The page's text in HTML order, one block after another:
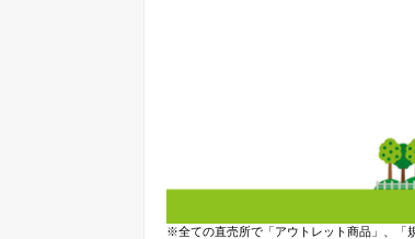
※全ての直売所で「アウトレット商品」、「